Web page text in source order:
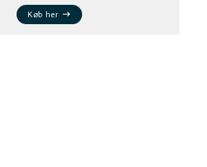
Køb her